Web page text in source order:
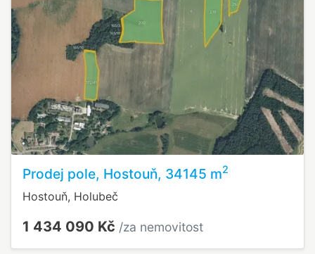
Prodej pole, Hostouň, 34145 m2
Hostouň, Holubeč
1 434 090 Kč /za nemovitost